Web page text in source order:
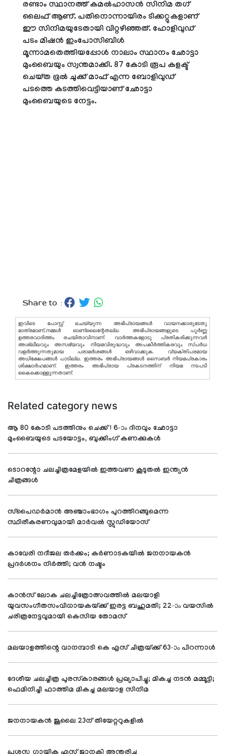
രണ്ടാം സ്ഥാനത്ത് കമൽഹാസൻ സിനിമ ത​ഗ്
ലൈഫ് ആണ്. പതിനൊന്നായിരം ടിക്കറ്റുകളാണ്
ഈ സിനിമയുടേതായി വിറ്റഴിഞ്ഞത്. ഹോളിവുഡ്
പടം മിഷൻ ഇംപോസിബിൾ
മൂന്നാമതെത്തിയപ്പോൾ നാലാം സ്ഥാനം ഛോട്ടാ
മുംബൈയും സ്വന്തമാക്കി. 87 കോടി രൂപ കളക്ട്
ചെയ്ത ഭൂൽ ചുക്ക് മാഫ് എന്ന ബോളിവുഡ്
പടത്തെ കടത്തിവെട്ടിയാണ് ഛോട്ടാ
മുംബൈയുടെ നേട്ടം.
Share to :
ഇവിടെ പോസ്റ്റ് ചെയ്യുന്ന അഭിപ്രായങ്ങള്‍ വായനക്കാരുടേതു
മാത്രമാണ്,നമ്മൾ ഓണ്ലൈന്റേതല്ല. അഭിപ്രായങ്ങളുടെ പൂർണ്ണ
ഉത്തരവാദിത്തം രചയിതാവിനാണ്. വാര്‍ത്തകളോടു പ്രതികരിക്കുന്നവര്‍
അശ്ലീലവും അസഭ്യവും നിയമവിരുദ്ധവും അപകീര്‍ത്തികരവും സ്പര്‍ധ
വളര്‍ത്തുന്നതുമായ പരാമര്‍ശങ്ങള്‍ ഒഴിവാക്കുക. വ്യക്തിപരമായ
അധിക്ഷേപങ്ങള്‍ പാടില്ല. ഇത്തരം അഭിപ്രായങ്ങള്‍ സൈബര്‍ നിയമപ്രകാരം
ശിക്ഷാര്‍ഹമാണ്. ഇത്തരം അഭിപ്രായ പ്രകടനത്തിന് നിയമ നടപടി
കൈക്കൊള്ളുന്നതാണ്.
Related category news
ആ 80 കോടി പടത്തിനും ചെക്ക് ! 6-ാം ദിനവും ഛോട്ടാ
മുംബൈയുടെ പടയോട്ടം, ബുക്കിം​ഗ് കണക്കുകൾ
ടൊറന്റോ ചലച്ചിത്രമേളയില്‍ ഇത്തവണ കൂടുതല്‍ ഇന്ത്യന്‍
ചിത്രങ്ങള്‍
സ്‌പൈഡര്‍മാന്‍ അഞ്ചാംഭാഗം പുറത്തിറങ്ങുമെന്ന
സ്ഥിരീകരണവുമായി മാര്‍വല്‍ സ്റ്റുഡിയോസ്
കാവേരി നദീജല തര്‍ക്കം; കര്‍ണാടകയില്‍ ജനനായകന്‍
പ്രദര്‍ശനം നിര്‍ത്തി; വന്‍ നഷ്ടം
കാന്‍സ് ലോക ചലച്ചിത്രോത്സവത്തില്‍ മലയാളി
യുവസംഗീതസംവിധായകയ്ക്ക് ഇരട്ട ബഹുമതി; 22-ാം വയസില്‍
ചരിത്രനേട്ടവുമായി കെസിയ തോമസ്
മലയാളത്തിന്റെ വാനമ്പാടി കെ എസ് ചിത്രയ്ക്ക് 63-ാം പിറന്നാള്‍
ദേശീയ ചലച്ചിത്ര പുരസ്‌കാരങ്ങള്‍ പ്രഖ്യാപിച്ചു; മികച്ച നടന്‍ മമ്മൂട്ടി;
ഫെമിനിച്ചി ഫാത്തിമ മികച്ച മലയാള സിനിമ
ജനനായകന്‍ ജൂലൈ 23ന് തിയേറ്ററുകളില്‍